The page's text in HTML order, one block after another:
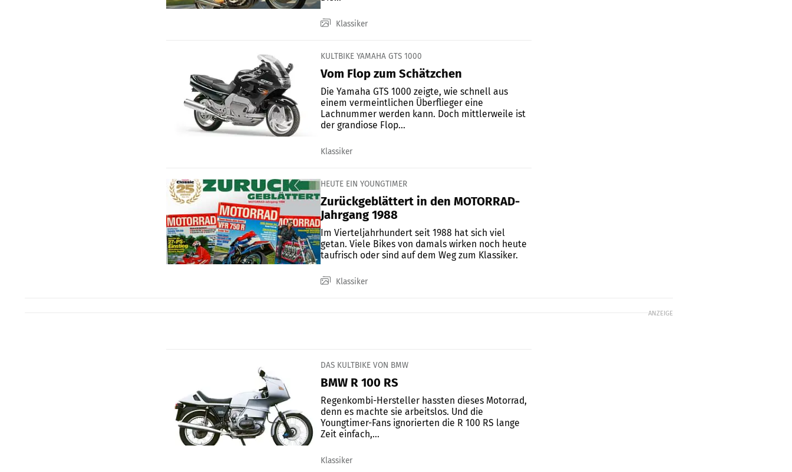
Klassiker
KULTBIKE YAMAHA GTS 1000
Vom Flop zum Schätzchen
Die Yamaha GTS 1000 zeigte, wie schnell aus
einem vermeintlichen Überflieger eine
Lachnummer werden kann. Doch mittlerweile ist
der grandiose Flop...
Klassiker
HEUTE EIN YOUNGTIMER
Zurückgeblättert in den MOTORRAD-
Jahrgang 1988
Im Vierteljahrhundert seit 1988 hat sich viel
getan. Viele Bikes von damals wirken noch heute
taufrisch oder sind auf dem Weg zum Klassiker.
Klassiker
ANZEIGE
DAS KULTBIKE VON BMW
BMW R 100 RS
Regenkombi-Hersteller hassten dieses Motorrad,
denn es machte sie arbeitslos. Und die
Youngtimer-Fans ignorierten die R 100 RS lange
Zeit einfach,...
Klassiker